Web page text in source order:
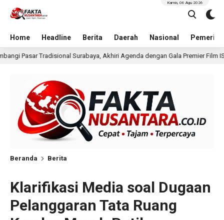
Home Headline Berita Daerah Nasional
Kamis, 06 Agu 2026
Akhiri Agenda dengan Gala Premier Film ISTIMEWA 15 jam lalu
Beranda Berita
Klarifikasi Media soal Dugaan
Pelanggaran Tata Ruang